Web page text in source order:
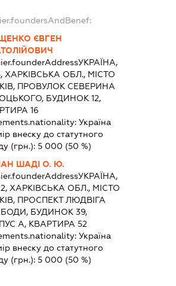
ЄВГЕН
УКРАЇНА,
ХАРКІВСЬКА ОБЛ., МІСТО
ПРОВУЛОК СЕВЕРИНА
БУДИНОК 12,
16
Україна
внеску до статутного
(грн.): 5 000 (50 %)
ШАДІ О. Ю.
УКРАЇНА,
ХАРКІВСЬКА ОБЛ., МІСТО
ПРОСПЕКТ ЛЮДВІГА
БУДИНОК 39,
А, КВАРТИРА 52
Україна
внеску до статутного
(грн.): 5 000 (50 %)